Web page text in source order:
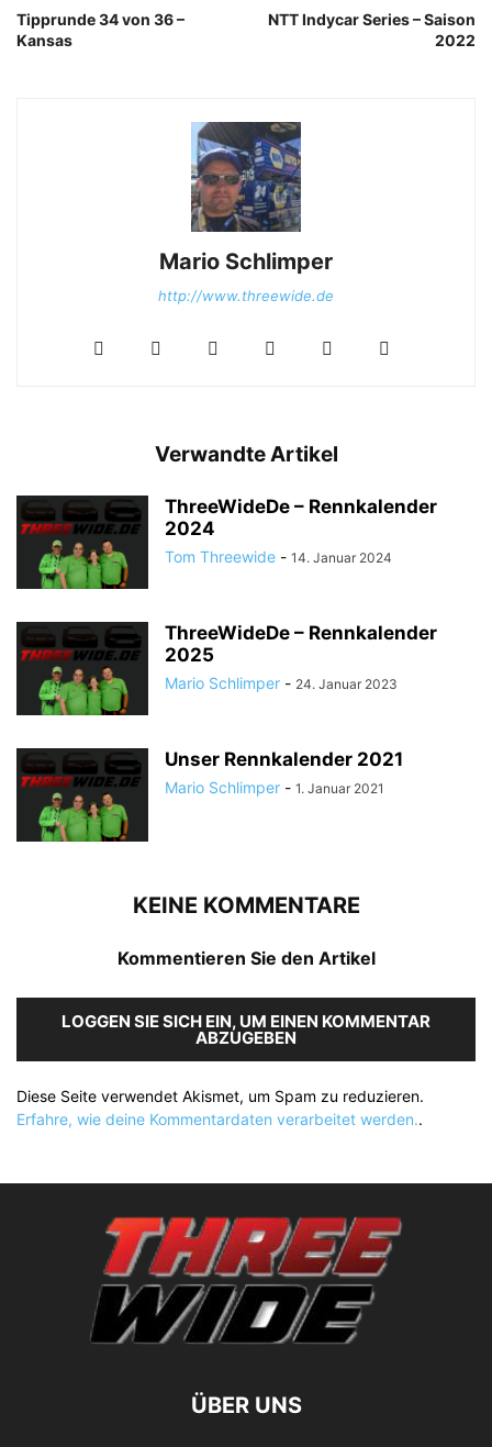
Tipprunde 34 von 36 –
Kansas
NTT Indycar Series – Saison
2022
Mario Schlimper
http://www.threewide.de
Verwandte Artikel
ThreeWideDe – Rennkalender
2024
Tom Threewide - 14. Januar 2024
ThreeWideDe – Rennkalender
2025
Mario Schlimper - 24. Januar 2023
Unser Rennkalender 2021
Mario Schlimper - 1. Januar 2021
KEINE KOMMENTARE
Kommentieren Sie den Artikel
LOGGEN SIE SICH EIN, UM EINEN KOMMENTAR
ABZUGEBEN
Diese Seite verwendet Akismet, um Spam zu reduzieren.
Erfahre, wie deine Kommentardaten verarbeitet werden..
ÜBER UNS